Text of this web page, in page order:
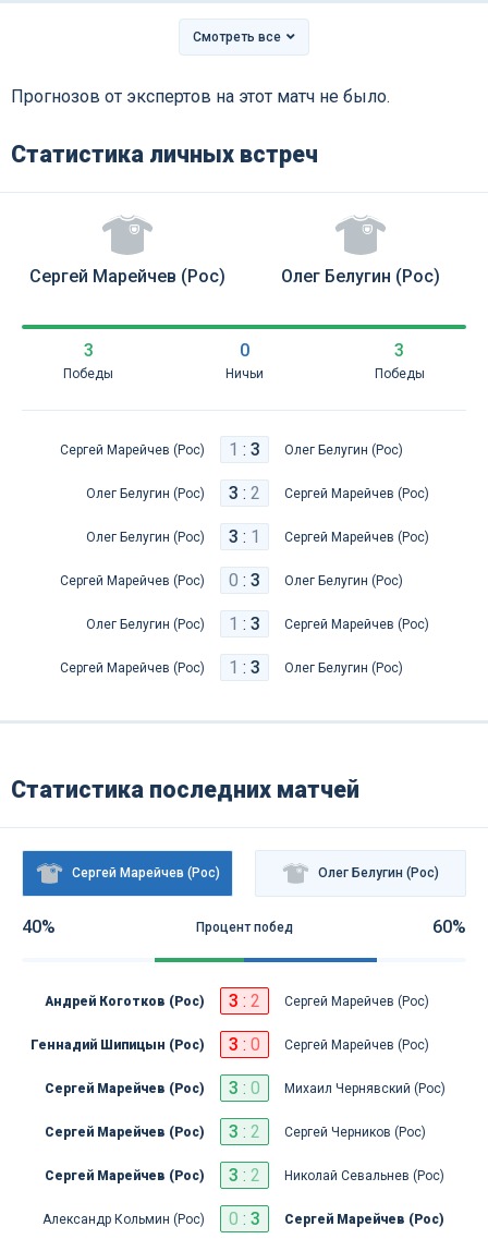
Смотреть все
Прогнозов от экспертов на этот матч не было.
Статистика личных встреч
Сергей Марейчев (Рос)
3
Победы
0
Ничьи
3
Победы
Олег Белугин (Рос)
Сергей Марейчев (Рос) 1 : 3 Олег Белугин (Рос)
Олег Белугин (Рос) 3 : 2 Сергей Марейчев (Рос)
Олег Белугин (Рос) 3 : 1 Сергей Марейчев (Рос)
Сергей Марейчев (Рос) 0 : 3 Олег Белугин (Рос)
Олег Белугин (Рос) 1 : 3 Сергей Марейчев (Рос)
Сергей Марейчев (Рос) 1 : 3 Олег Белугин (Рос)
Статистика последних матчей
Сергей Марейчев (Рос) Олег Белугин (Рос)
40% Процент побед 60%
Андрей Коготков (Рос) 3 : 2 Сергей Марейчев (Рос)
Геннадий Шипицын (Рос) 3 : 0 Сергей Марейчев (Рос)
Сергей Марейчев (Рос) 3 : 0 Михаил Чернявский (Рос)
Сергей Марейчев (Рос) 3 : 2 Сергей Черников (Рос)
Сергей Марейчев (Рос) 3 : 2 Николай Севальнев (Рос)
Александр Кольмин (Рос) 0 : 3 Сергей Марейчев (Рос)